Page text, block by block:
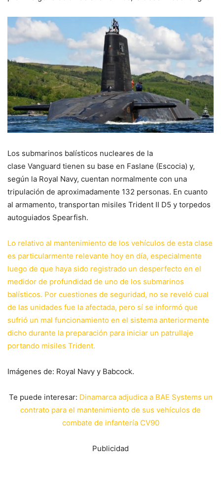
Los submarinos balísticos nucleares de la
clase Vanguard tienen su base en Faslane (Escocia) y,
según la Royal Navy, cuentan normalmente con una
tripulación de aproximadamente 132 personas. En cuanto
al armamento, transportan misiles Trident II D5 y torpedos
autoguiados Spearfish.
Lo relativo al mantenimiento de los vehículos de esta clase
es particularmente relevante hoy en día, especialmente
luego de que haya sido registrado un desperfecto en el
medidor de profundidad de uno de los submarinos
balísticos. Por cuestiones de seguridad, no se reveló cual
de las unidades fue la afectada, pero sí se informó que
sufrió un mal funcionamiento en el sistema anteriormente
dicho durante la preparación para iniciar un patrullaje
portando misiles Trident.
Imágenes de: Royal Navy y Babcock.
Te puede interesar: Dinamarca adjudica a BAE Systems un
contrato para el mantenimiento de sus vehículos de
combate de infantería CV90
Publicidad